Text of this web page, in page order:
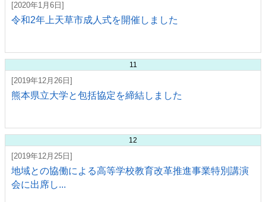
[2020年1月6日]
令和2年上天草市成人式を開催しました
11
[2019年12月26日]
熊本県立大学と包括協定を締結しました
12
[2019年12月25日]
地域との協働による高等学校教育改革推進事業特別講演
会に出席し...